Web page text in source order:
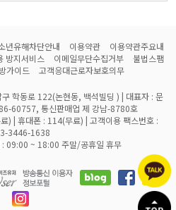
년유해차단안내 이용약관
이용약관주요내
방지서비스 이메일무단수집거부
불법스팸
가이드 고객응대근로자보호의무
학동로 122(논현동, 백석빌딩 ) | 대표자 : 문
60757, 통신판매업 제 강남-8780호
) | 휴대폰 : 114(무료) | 고객이용 팩스번호 :
3446-1638
: 09:00 ~ 18:00 주말/공휴일 휴무